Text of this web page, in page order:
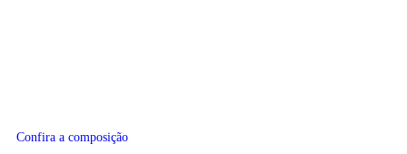
Confira a composição